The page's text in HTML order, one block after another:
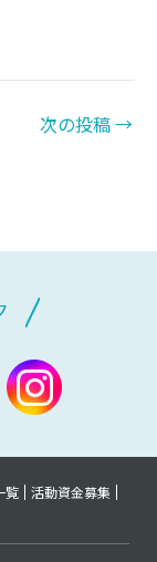
次の投稿→
覧
活動資金募集